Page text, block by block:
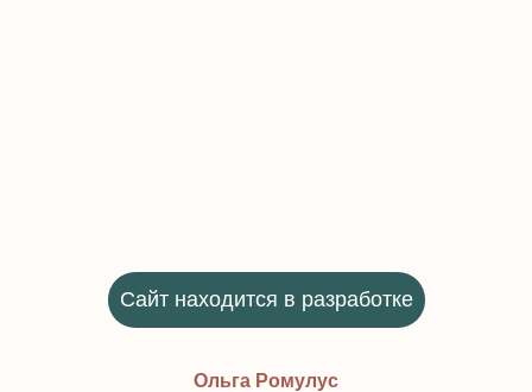
Сайт находится в разработке
Ольга Ромулус